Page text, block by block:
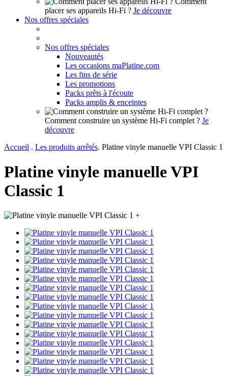
placer ses appareils Hi-Fi ? Je découvre
Nos offres spéciales
Nos offres spéciales
Nouveautés
Les occasions maPlatine.com
Les fins de série
Les promotions
Packs prêts à l'écoute
Packs amplis & enceintes
Comment construire un système Hi-Fi complet ? Je
découvre
Accueil . Les produits arrêtés. Platine vinyle manuelle VPI Classic 1
Platine vinyle manuelle VPI
Classic 1
+